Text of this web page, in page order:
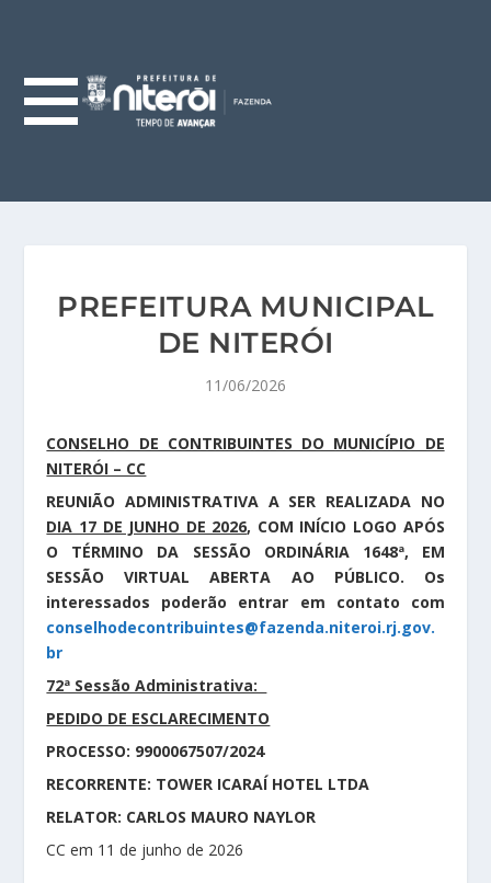
PREFEITURA MUNICIPAL
DE NITERÓI
11/06/2026
CONSELHO DE CONTRIBUINTES DO MUNICÍPIO DE
NITERÓI – CC
REUNIÃO ADMINISTRATIVA A SER REALIZADA NO
DIA 17 DE JUNHO DE 2026, COM INÍCIO LOGO APÓS
O TÉRMINO DA SESSÃO ORDINÁRIA 1648ª, EM
SESSÃO VIRTUAL ABERTA AO PÚBLICO. Os
interessados poderão entrar em contato com
conselhodecontribuintes@fazenda.niteroi.rj.gov.
br
72ª Sessão Administrativa:
PEDIDO DE ESCLARECIMENTO
PROCESSO: 9900067507/2024
RECORRENTE: TOWER ICARAÍ HOTEL LTDA
RELATOR: CARLOS MAURO NAYLOR
CC em 11 de junho de 2026